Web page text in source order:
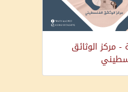
- مركز الوثائق